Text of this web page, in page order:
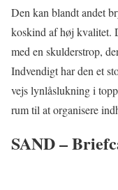
Den kan blandt andet
koskind af høj kvalitet.
med en skulderstrop,
Indvendigt har den et
vejs lynlåslukning i
rum til at organisere
SAND –